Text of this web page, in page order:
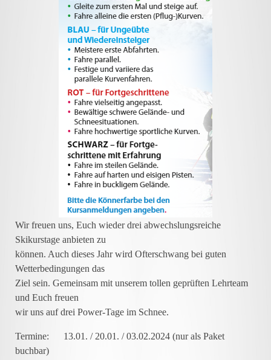
Wir freuen uns, Euch wieder drei abwechslungsreiche
Skikurstage anbieten zu
können. Auch dieses Jahr wird Ofterschwang bei guten
Wetterbedingungen das
Ziel sein. Gemeinsam mit unserem tollen geprüften Lehrteam
und Euch freuen
wir uns auf drei Power-Tage im Schnee.
Termine: 13.01. / 20.01. / 03.02.2024 (nur als Paket
buchbar)